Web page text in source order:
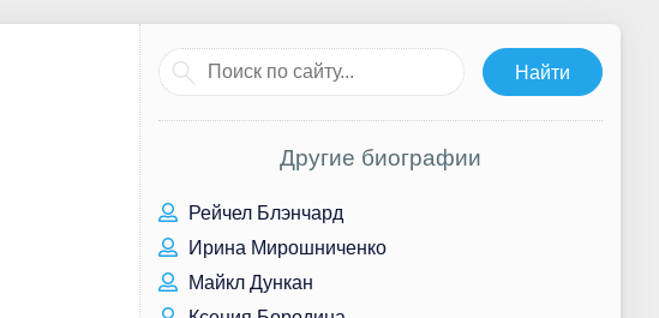
Другие биографии
Рейчел Блэнчард
Ирина Мирошниченко
Майкл Дункан